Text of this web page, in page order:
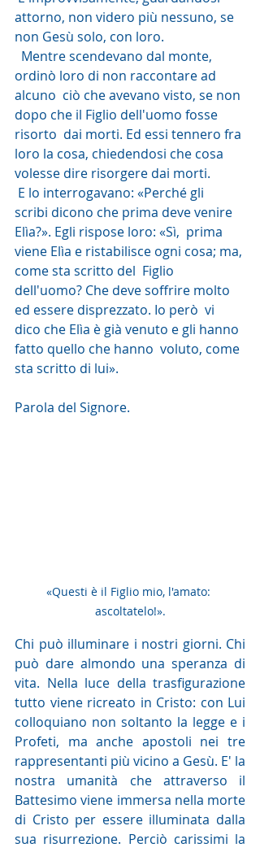
attorno, non videro più nessuno, se
non Gesù solo, con loro.
ordinò loro di non raccontare ad
alcuno  ciò che avevano visto, se non
dopo che il Figlio dell'uomo fosse
risorto  dai morti. Ed essi tennero fra
loro la cosa, chiedendosi che cosa
volesse dire risorgere dai morti.
scribi dicono che prima deve venire
Elìa?». Egli rispose loro: «Sì,  prima
viene Elìa e ristabilisce ogni cosa; ma,
come sta scritto del  Figlio
dell'uomo? Che deve soffrire molto
ed essere disprezzato. Io però  vi
dico che Elìa è già venuto e gli hanno
fatto quello che hanno  voluto, come
sta scritto di lui».
Parola del Signore.
«Questi è il Figlio mio, l'amato:
ascoltatelo!».
Chi può illuminare i nostri giorni. Chi
può dare almondo una speranza di
vita. Nella luce della trasfigurazione
tutto viene ricreato in Cristo: con Lui
colloquiano non soltanto la legge e i
Profeti, ma anche apostoli nei tre
rappresentanti più vicino a Gesù. E' la
nostra umanità che attraverso il
Battesimo viene immersa nella morte
di Cristo per essere illuminata dalla
sua risurrezione. Perciò carissimi la